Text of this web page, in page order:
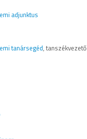
adjunktus
tanársegéd,